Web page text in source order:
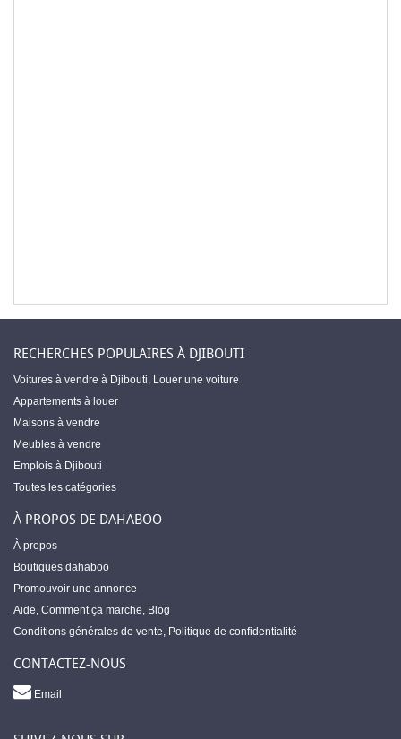
RECHERCHES POPULAIRES À DJIBOUTI
Voitures à vendre à Djibouti, Louer une voiture
Appartements à louer
Maisons à vendre
Meubles à vendre
Emplois à Djibouti
Toutes les catégories
À PROPOS DE DAHABOO
À propos
Boutiques dahaboo
Promouvoir une annonce
Aide, Comment ça marche, Blog
Conditions générales de vente, Politique de confidentialité
CONTACTEZ-NOUS
Email